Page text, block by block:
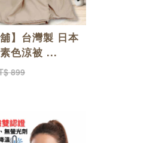
舖】台灣製 日本
色涼被 ...
899